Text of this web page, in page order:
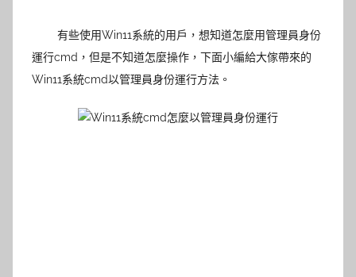
有些使用Win11系統的用戶，想知道怎麼用管理員身份
運行cmd，但是不知道怎麼操作，下面小編給大傢帶來的
Win11系統cmd以管理員身份運行方法。